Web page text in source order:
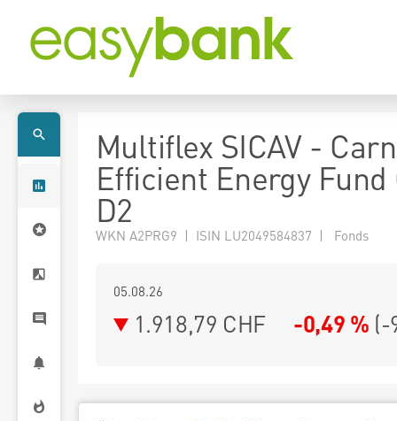
Multiflex SICAV -
Efficient Energy Fund
D2
WKN A2PRG9 | ISIN LU2049584837 | Fonds
05.08.26
1.918,79 CHF -0,49 % (-